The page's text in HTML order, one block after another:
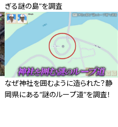
ぎる謎の島”を調査
なぜ神社を囲むように造られた？静
岡県にある“謎のループ道”を調査！